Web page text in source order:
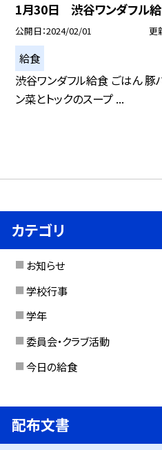
1月30日 渋谷ワンダフル
公開日 2024/02/01 更
給食
渋谷ワンダフル給食 ごはん 豚
ン菜とトックのスープ ...
カテゴリ
お知らせ
学校行事
学年
委員会・クラブ活動
今日の給食
配布文書